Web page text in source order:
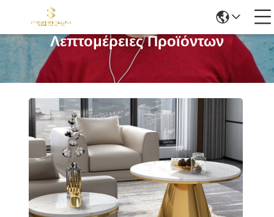
Λεπτομέρειες Προϊόντων